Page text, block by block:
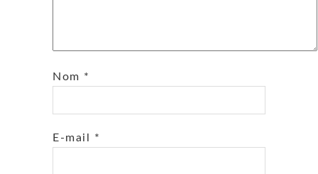
Nom *
E-mail *